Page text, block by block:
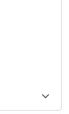
Se